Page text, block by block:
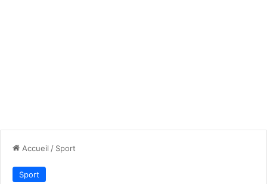
Accueil / Sport
Sport